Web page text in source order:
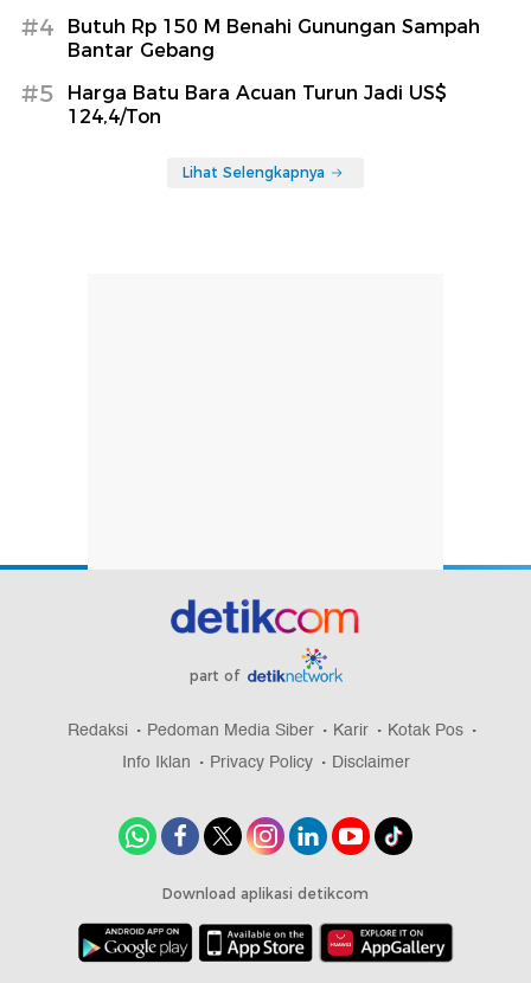
#4
Butuh Rp 150 M Benahi Gunungan Sampah
Bantar Gebang
#5
Harga Batu Bara Acuan Turun Jadi US$
124,4/Ton
Lihat Selengkapnya
part of
Redaksi Pedoman Media Siber Karir
Kotak Pos
Info Iklan
Privacy Policy Disclaimer
Download aplikasi detikcom